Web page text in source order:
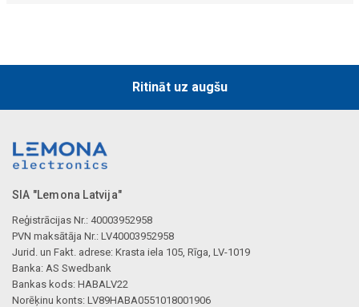
Ritināt uz augšu
SIA "Lemona Latvija"
Reģistrācijas Nr.: 40003952958
PVN maksātāja Nr.: LV40003952958
Jurid. un Fakt. adrese: Krasta iela 105, Rīga, LV-1019
Banka: AS Swedbank
Bankas kods: HABALV22
Norēķinu konts: LV89HABA0551018001906